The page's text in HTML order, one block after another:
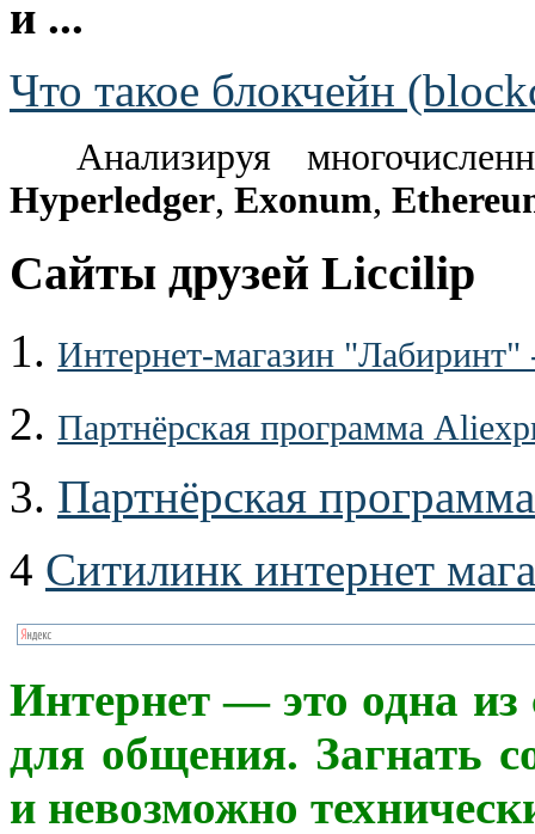
и ...
Что такое блокчейн
Анализируя
Hyperledger, Exonum,
Сайты друзей Liccilip
1. Интернет-магазин
2. Партнёрская программа
3. Партнёрская
4 Ситилинк интернет
Интернет — это одна
для общения. Загнать
и невозможно